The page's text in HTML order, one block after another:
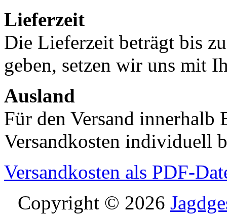
Lieferzeit
Die Lieferzeit beträgt bis
geben, setzen wir uns mit
Ausland
Für den Versand innerhalb
Versandkosten individuell
Versandkosten als PDF-
Copyright © 2026